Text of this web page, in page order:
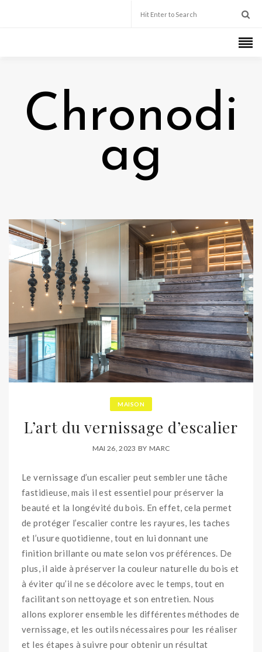
Chronodi
ag
MAISON
L’art du vernissage d’escalier
MAI 26, 2023 BY MARC
Le vernissage d’un escalier peut sembler une tâche
fastidieuse, mais il est essentiel pour préserver la
beauté et la longévité du bois. En effet, cela permet
de protéger l’escalier contre les rayures, les taches
et l’usure quotidienne, tout en lui donnant une
finition brillante ou mate selon vos préférences. De
plus, il aide à préserver la couleur naturelle du bois et
à éviter qu’il ne se décolore avec le temps, tout en
facilitant son nettoyage et son entretien. Nous
allons explorer ensemble les différentes méthodes de
vernissage, et les outils nécessaires pour les réaliser
et les étapes à suivre pour obtenir un résultat